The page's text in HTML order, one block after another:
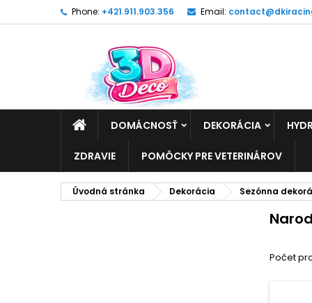
Phone: +421.911.903.356 Email:
DOMÁCNOSŤ DEKORÁCIA
ZDRAVIE POMÔCKY PRE VETERINÁROV
Úvodná stránka Dekorácia Sezónna
Počet